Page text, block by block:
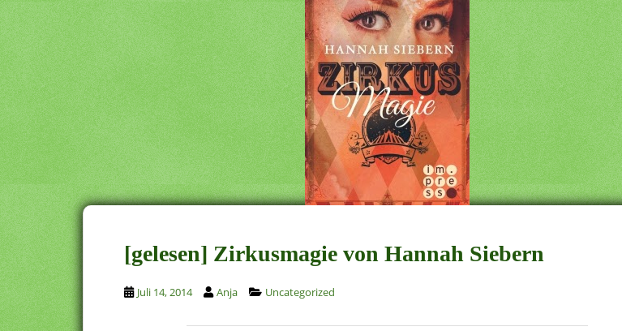
[gelesen] Zirkusmagie von Hannah Siebern
Juli 14, 2014 Anja Uncategorized